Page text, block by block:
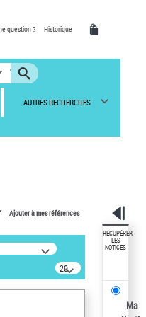
question ? Historique
AUTRES RECHERCHES
Ajouter à mes références
20
résultats/page
RÉCUPÉRER
LES
NOTICES
Ma